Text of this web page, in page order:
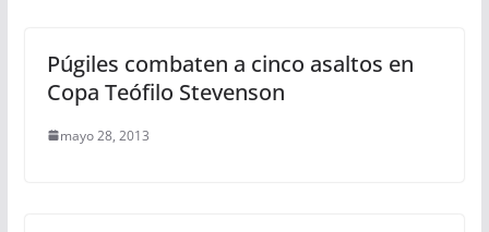
Púgiles combaten a cinco asaltos en
Copa Teófilo Stevenson
mayo 28, 2013